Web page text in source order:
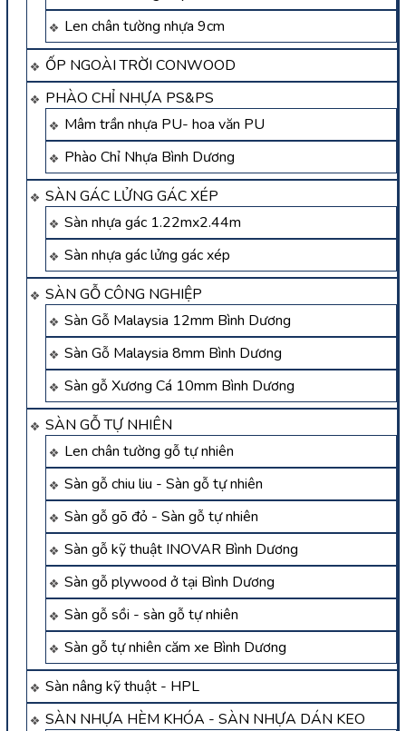
Len chân tường nhựa 9cm
ỐP NGOÀI TRỜI CONWOOD
PHÀO CHỈ NHỰA PS&PS
Mâm trần nhựa PU- hoa văn PU
Phào Chỉ Nhựa Bình Dương
SÀN GÁC LỬNG GÁC XÉP
Sàn nhựa gác 1.22mx2.44m
Sàn nhựa gác lửng gác xép
SÀN GỖ CÔNG NGHIỆP
Sàn Gỗ Malaysia 12mm Bình Dương
Sàn Gỗ Malaysia 8mm Bình Dương
Sàn gỗ Xương Cá 10mm Bình Dương
SÀN GỖ TỰ NHIÊN
Len chân tường gỗ tự nhiên
Sàn gỗ chiu liu - Sàn gỗ tự nhiên
Sàn gỗ gõ đỏ - Sàn gỗ tự nhiên
Sàn gỗ kỹ thuật INOVAR Bình Dương
Sàn gỗ plywood ở tại Bình Dương
Sàn gỗ sồi - sàn gỗ tự nhiên
Sàn gỗ tự nhiên căm xe Bình Dương
Sàn nâng kỹ thuật - HPL
SÀN NHỰA HÈM KHÓA - SÀN NHỰA DÁN KEO